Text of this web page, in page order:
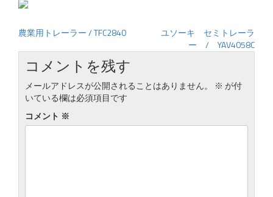
投
稿
ナ
ビ
ゲ
ー
シ
農業用トレーラー / TFC2840
ユソーキ セミトレーラ
ー / YAV4058C
コメントを残す
メールアドレスが公開されることはありません。 ※ が付
いている欄は必須項目です
コメント ※